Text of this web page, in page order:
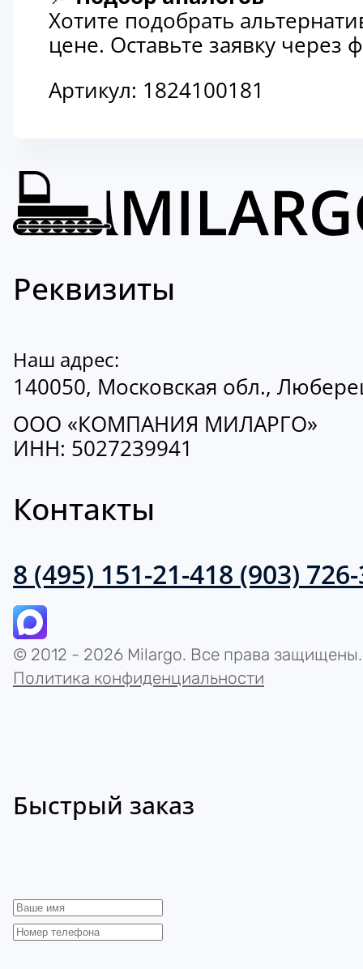
Хотите подобрать
цене. Оставьте заявку
Артикул: 1824100181
Реквизиты
Наш адрес:
140050, Московская обл.,
ООО «КОМПАНИЯ МИЛАРГО»
ИНН: 5027239941
Контакты
8 (495) 151-21-418 (903)
© 2012 - 2026 Milargo. Все права защищены.
Политика конфиденциальности
Быстрый заказ